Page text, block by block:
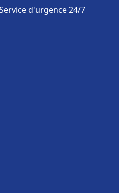
Service d'urgence 24/7